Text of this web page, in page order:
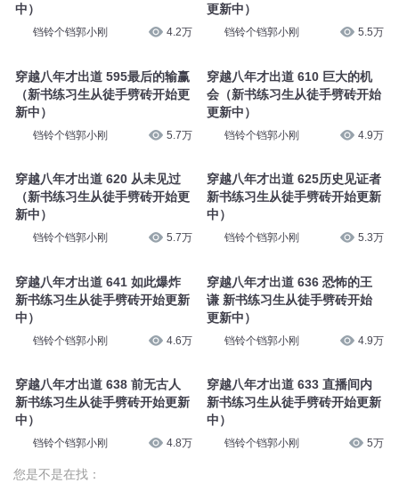
中）
铛铃个铛郭小刚 4.2万
穿越八年才出道 595最后的输赢
（新书练习生从徒手劈砖开始更
新中）
铛铃个铛郭小刚 5.7万
穿越八年才出道 620 从未见过
（新书练习生从徒手劈砖开始更
新中）
铛铃个铛郭小刚 5.7万
穿越八年才出道 641 如此爆炸
新书练习生从徒手劈砖开始更新
中）
铛铃个铛郭小刚 4.6万
穿越八年才出道 638 前无古人
新书练习生从徒手劈砖开始更新
中）
铛铃个铛郭小刚 4.8万
更新中）
铛铃个铛郭小刚 5.5万
穿越八年才出道 610 巨大的机
会（新书练习生从徒手劈砖开始
更新中）
铛铃个铛郭小刚 4.9万
穿越八年才出道 625历史见证者
新书练习生从徒手劈砖开始更新
中）
铛铃个铛郭小刚 5.3万
穿越八年才出道 636 恐怖的王
谦 新书练习生从徒手劈砖开始
更新中）
铛铃个铛郭小刚 4.9万
穿越八年才出道 633 直播间内
新书练习生从徒手劈砖开始更新
中）
铛铃个铛郭小刚 5万
您是不是在找：